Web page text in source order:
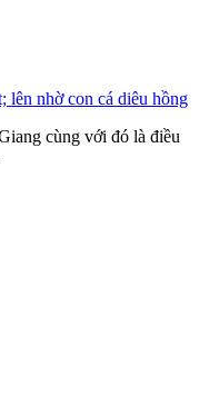
lên nhờ con cá diêu hồng
cùng với đó là điều